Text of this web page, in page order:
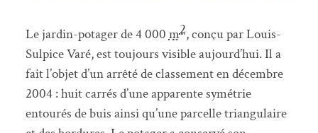
Le jardin-potager de 4 000m2, conçu par Louis-
Sulpice Varé, est toujours visible aujourd’hui. Il a
fait l’objet d’un arrêté de classement en décembre
2004 : huit carrés d’une apparente symétrie
entourés de buis ainsi qu’une parcelle triangulaire